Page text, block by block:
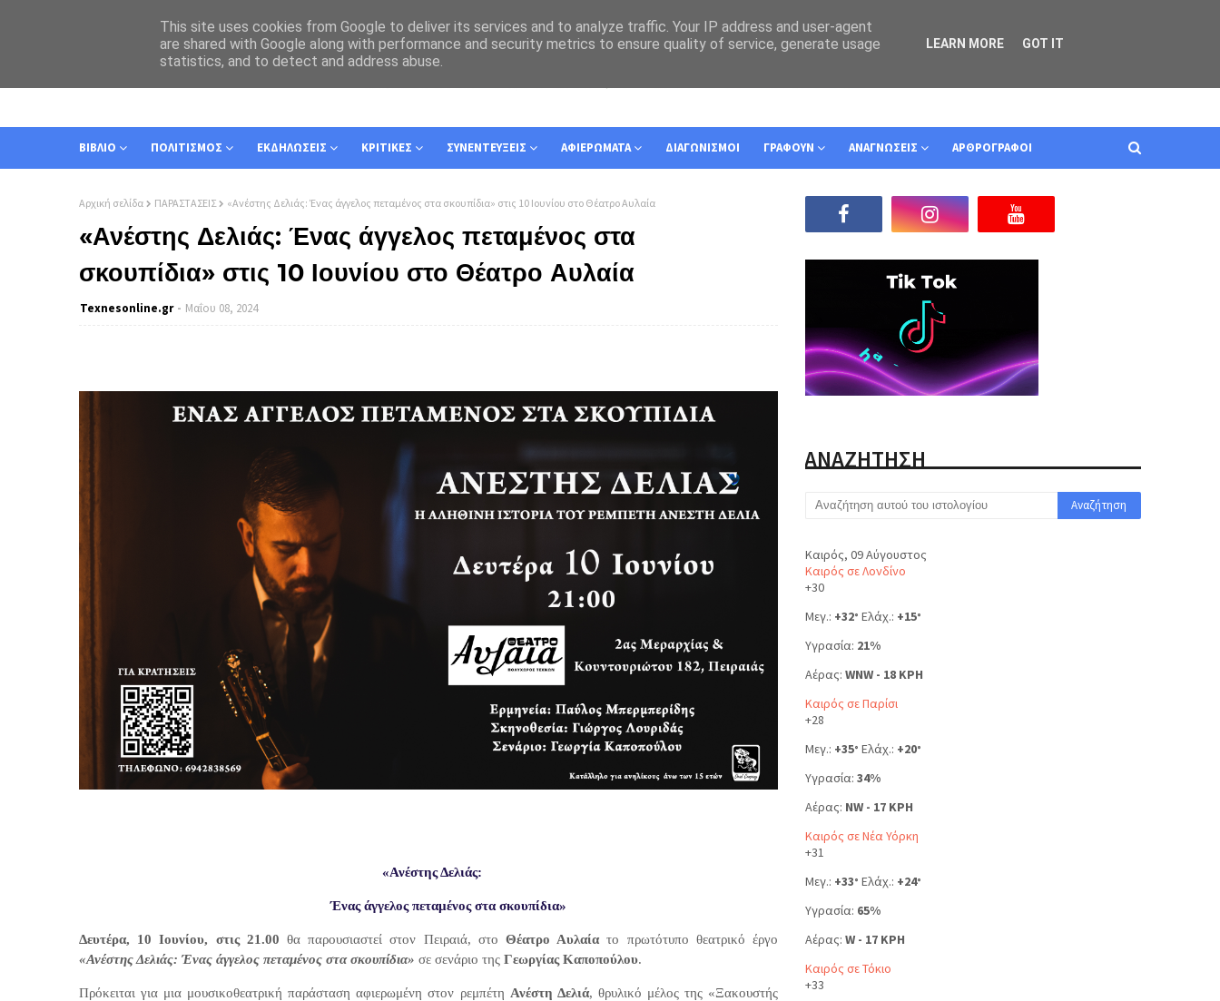
ΣΧΕΤΙΚΑ ΕΠΙΚΟΙΝΩΝΙΑ
ΒΙΒΛΙΟ ΠΟΛΙΤΙΣΜΟΣ ΕΚΔΗΛΩΣΕΙΣ ΚΡΙΤΙΚΕΣ ΣΥΝΕΝΤΕΥΞΕΙΣ ΑΦΙΕΡΩΜΑΤΑ ΔΙΑΓΩΝΙΣΜΟΙ ΓΡΑΦΟΥΝ ΑΝΑΓΝΩΣΕΙΣ ΑΡΘΡΟΓΡΑΦΟΙ
Αρχική σελίδα ΠΑΡΑΣΤΑΣΕΙΣ «Ανέστης Δελιάς: Ένας άγγελος πεταμένος στα σκουπίδια» στις 10 Ιουνίου στο Θέατρο Αυλαία
«Ανέστης Δελιάς: Ένας άγγελος πεταμένος στα
σκουπίδια» στις 10 Ιουνίου στο Θέατρο Αυλαία
Texnesοnline.gr Μαΐου 08, 2024
«Ανέστης Δελιάς:
Ένας άγγελος πεταμένος στα σκουπίδια»
Δευτέρα, 10 Ιουνίου, στις 21.00 θα παρουσιαστεί στον Πειραιά, στο Θέατρο Αυλαία το πρωτότυπο θεατρικό έργο
«Ανέστης Δελιάς: Ένας άγγελος πεταμένος στα σκουπίδια» σε σενάριο της Γεωργίας Καποπούλου.
Πρόκειται για μια μουσικοθεατρική παράσταση αφιερωμένη στον ρεμπέτη Ανέστη Δελιά, θρυλικό μέλος της «Ξακουστής
ΑΝΑΖΗΤΗΣΗ
Καιρός, 09 Αύγουστος
Καιρός σε Λονδίνο
+30
Μεγ.: +32° Ελάχ.: +15°
Υγρασία: 21%
Αέρας: WNW - 18 KPH
Καιρός σε Παρίσι
+28
Μεγ.: +35° Ελάχ.: +20°
Υγρασία: 34%
Αέρας: NW - 17 KPH
Καιρός σε Νέα Υόρκη
+31
Μεγ.: +33° Ελάχ.: +24°
Υγρασία: 65%
Αέρας: W - 17 KPH
Καιρός σε Τόκιο
+33
This site uses cookies from Google to deliver its services and to analyze traffic. Your IP address and user-agent
are shared with Google along with performance and security metrics to ensure quality of service, generate usage
statistics, and to detect and address abuse.
LEARN MORE GOT IT